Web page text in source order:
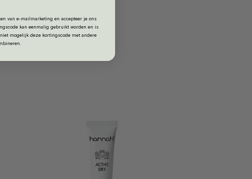
van e-mailmarketing en accepteer je ons
kan eenmalig gebruikt worden en is
mogelijk deze kortingscode met andere